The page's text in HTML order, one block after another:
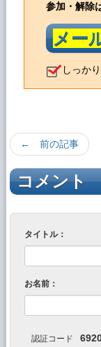
参加・解除
メー
しっか
← 前の記事
コメント
タイトル：
お名前：
認証コード